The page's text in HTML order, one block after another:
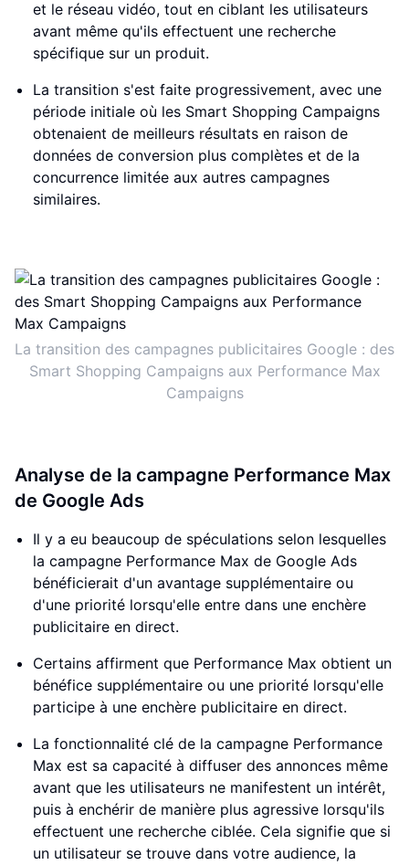
et le réseau vidéo, tout en ciblant les utilisateurs
avant même qu'ils effectuent une recherche
spécifique sur un produit.
La transition s'est faite progressivement, avec une
période initiale où les Smart Shopping Campaigns
obtenaient de meilleurs résultats en raison de
données de conversion plus complètes et de la
concurrence limitée aux autres campagnes
similaires.
La transition des campagnes publicitaires Google : des
Smart Shopping Campaigns aux Performance Max
Campaigns
Analyse de la campagne Performance Max
de Google Ads
Il y a eu beaucoup de spéculations selon lesquelles
la campagne Performance Max de Google Ads
bénéficierait d'un avantage supplémentaire ou
d'une priorité lorsqu'elle entre dans une enchère
publicitaire en direct.
Certains affirment que Performance Max obtient un
bénéfice supplémentaire ou une priorité lorsqu'elle
participe à une enchère publicitaire en direct.
La fonctionnalité clé de la campagne Performance
Max est sa capacité à diffuser des annonces même
avant que les utilisateurs ne manifestent un intérêt,
puis à enchérir de manière plus agressive lorsqu'ils
effectuent une recherche ciblée. Cela signifie que si
un utilisateur se trouve dans votre audience, la